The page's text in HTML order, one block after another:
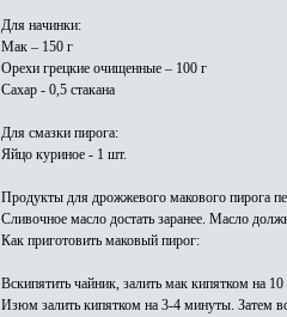
Для начинки:
Мак – 150 г
Орехи грецкие очищенные – 100 г
Сахар - 0,5 стакана
Для смазки пирога:
Яйцо куриное - 1 шт.
Продукты для дрожжевого макового пирога
Сливочное масло достать заранее. Масло
Как приготовить маковый пирог:
Вскипятить чайник, залить мак кипятком на
Изюм залить кипятком на 3-4 минуты. Затем